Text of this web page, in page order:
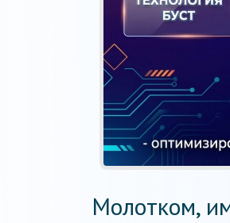
Молотком,